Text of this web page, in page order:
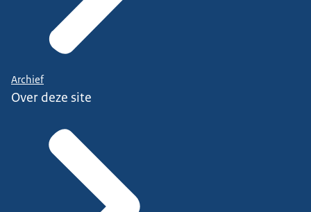
Archief
Over deze site